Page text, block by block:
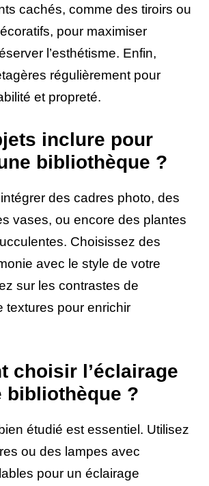
cachés, comme des tiroirs ou
pour maximiser
l’esthétisme. Enfin,
régulièrement pour
et propreté.
inclure pour
bibliothèque ?
des cadres photo, des
vases, ou encore des plantes
Choisissez des
avec le style de votre
sur les contrastes de
textures pour enrichir
choisir l’éclairage
bibliothèque ?
étudié est essentiel. Utilisez
ou des lampes avec
pour un éclairage